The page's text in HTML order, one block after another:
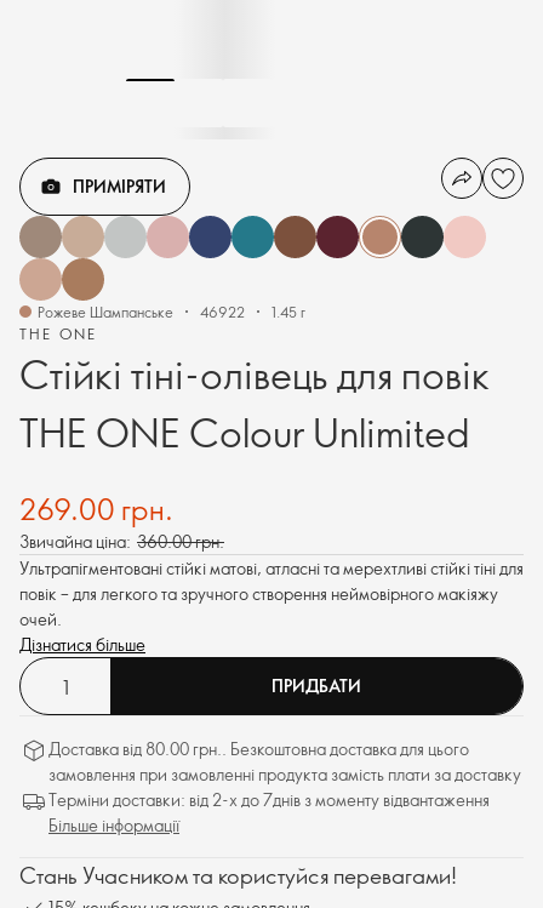
THE ONE
Стійкі тіні-олівець для повік
THE ONE Colour Unlimited
ПРИМІРЯТИ
Рожеве Шампанське 46922 1.45 г
269.00 грн.
Звичайна ціна: 360.00 грн.
Ультрапігментовані стійкі матові, атласні та мерехтливі стійкі тіні для
повік – для легкого та зручного створення неймовірного макіяжу
очей.
Дізнатися більше
ПРИДБАТИ
Доставка від 80.00 грн.. Безкоштовна доставка для цього
замовлення при замовленні продукта замість плати за доставку
Терміни доставки: від 2-х до 7днів з моменту відвантаження
Більше інформації
Стань Учасником та користуйся перевагами!